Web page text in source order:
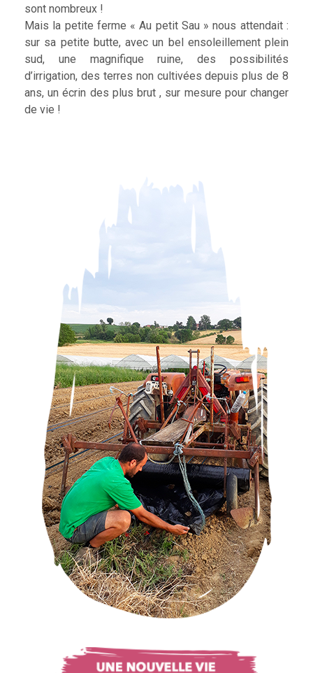
sont nombreux !
Mais la petite ferme « Au petit Sau » nous attendait :
sur sa petite butte, avec un bel ensoleillement plein
sud, une magnifique ruine, des possibilités
d’irrigation, des terres non cultivées depuis plus de 8
ans, un écrin des plus brut , sur mesure pour changer
de vie !